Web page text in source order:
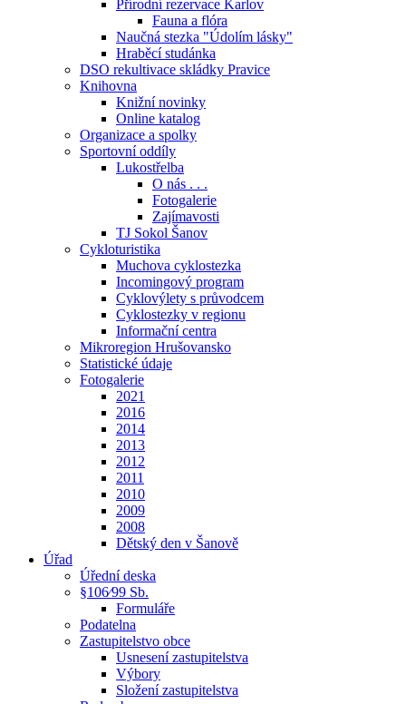
Přírodní rezervace Karlov
Fauna a flóra
Naučná stezka "Údolím lásky"
Hraběcí studánka
DSO rekultivace skládky Pravice
Knihovna
Knižní novinky
Online katalog
Organizace a spolky
Sportovní oddíly
Lukostřelba
O nás . . .
Fotogalerie
Zajímavosti
TJ Sokol Šanov
Cykloturistika
Muchova cyklostezka
Incomingový program
Cyklovýlety s průvodcem
Cyklostezky v regionu
Informační centra
Mikroregion Hrušovansko
Statistické údaje
Fotogalerie
2021
2016
2014
2013
2012
2011
2010
2009
2008
Dětský den v Šanově
Úřad
Úřední deska
§106⁄99 Sb.
Formuláře
Podatelna
Zastupitelstvo obce
Usnesení zastupitelstva
Výbory
Složení zastupitelstva